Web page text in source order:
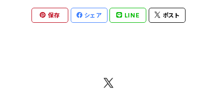
6周年コラボカフェ
クイーンズブレイド
絵師100人展 大阪・関西万博篇
第３シーズン
保存 シェア LINE ポスト